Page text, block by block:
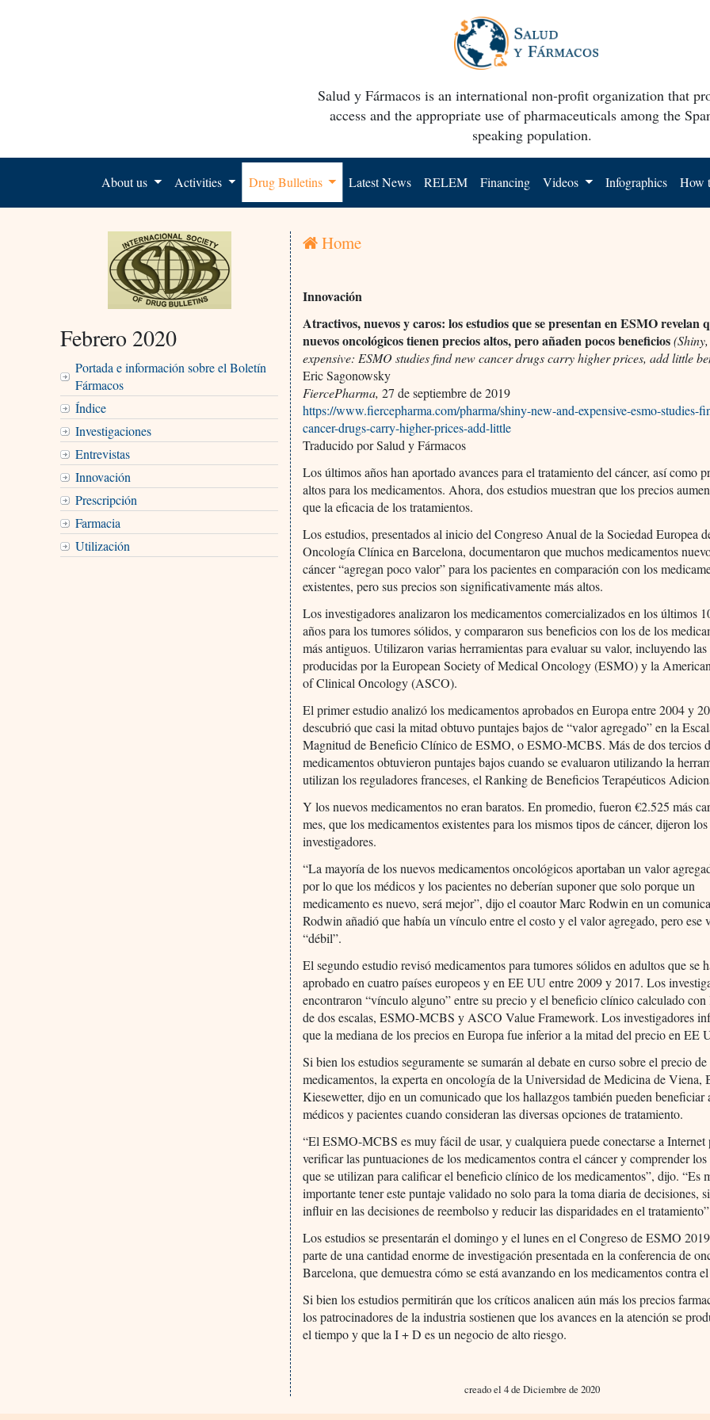
Salud y Fármacos is an international non-profit organization that
access and the appropriate use of pharmaceuticals among the
speaking population.
About us Activities Drug Bulletins Latest News RELEM Financing Videos Infographics How
Febrero 2020
Portada e información sobre el Boletín
Fármacos
Índice
Investigaciones
Entrevistas
Innovación
Prescripción
Farmacia
Utilización
Home
Innovación
Atractivos, nuevos y caros: los estudios que se presentan en ESMO revelan
nuevos oncológicos tienen precios altos, pero añaden pocos beneficios
expensive: ESMO studies find new cancer drugs carry higher prices, add little
Eric Sagonowsky
FiercePharma, 27 de septiembre de 2019
https://www.fiercepharma.com/pharma/shiny-new-and-expensive-esmo-studies-
cancer-drugs-carry-higher-prices-add-little
Traducido por Salud y Fármacos
Los últimos años han aportado avances para el tratamiento del cáncer, así como
altos para los medicamentos. Ahora, dos estudios muestran que los precios
que la eficacia de los tratamientos.
Los estudios, presentados al inicio del Congreso Anual de la Sociedad Europea
Oncología Clínica en Barcelona, documentaron que muchos medicamentos
cáncer “agregan poco valor” para los pacientes en comparación con los
existentes, pero sus precios son significativamente más altos.
Los investigadores analizaron los medicamentos comercializados en los últimos
años para los tumores sólidos, y compararon sus beneficios con los de los
más antiguos. Utilizaron varias herramientas para evaluar su valor, incluyendo las
producidas por la European Society of Medical Oncology (ESMO) y la
of Clinical Oncology (ASCO).
El primer estudio analizó los medicamentos aprobados en Europa entre 2004 y
descubrió que casi la mitad obtuvo puntajes bajos de “valor agregado” en la
Magnitud de Beneficio Clínico de ESMO, o ESMO-MCBS. Más de dos tercios
medicamentos obtuvieron puntajes bajos cuando se evaluaron utilizando la
utilizan los reguladores franceses, el Ranking de Beneficios Terapéuticos
Y los nuevos medicamentos no eran baratos. En promedio, fueron €2.525 más
mes, que los medicamentos existentes para los mismos tipos de cáncer, dijeron los
investigadores.
“La mayoría de los nuevos medicamentos oncológicos aportaban un valor
por lo que los médicos y los pacientes no deberían suponer que solo porque un
medicamento es nuevo, será mejor”, dijo el coautor Marc Rodwin en un
Rodwin añadió que había un vínculo entre el costo y el valor agregado, pero ese
“débil”.
El segundo estudio revisó medicamentos para tumores sólidos en adultos que se
aprobado en cuatro países europeos y en EE UU entre 2009 y 2017. Los
encontraron “vínculo alguno” entre su precio y el beneficio clínico calculado con
de dos escalas, ESMO-MCBS y ASCO Value Framework. Los investigadores
que la mediana de los precios en Europa fue inferior a la mitad del precio en EE
Si bien los estudios seguramente se sumarán al debate en curso sobre el precio
medicamentos, la experta en oncología de la Universidad de Medicina de Viena,
Kiesewetter, dijo en un comunicado que los hallazgos también pueden beneficiar
médicos y pacientes cuando consideran las diversas opciones de tratamiento.
“El ESMO-MCBS es muy fácil de usar, y cualquiera puede conectarse a Internet
verificar las puntuaciones de los medicamentos contra el cáncer y comprender
que se utilizan para calificar el beneficio clínico de los medicamentos”, dijo. “Es
importante tener este puntaje validado no solo para la toma diaria de decisiones,
influir en las decisiones de reembolso y reducir las disparidades en el
Los estudios se presentarán el domingo y el lunes en el Congreso de ESMO
parte de una cantidad enorme de investigación presentada en la conferencia de
Barcelona, que demuestra cómo se está avanzando en los medicamentos contra
Si bien los estudios permitirán que los críticos analicen aún más los precios
los patrocinadores de la industria sostienen que los avances en la atención se
el tiempo y que la I + D es un negocio de alto riesgo.
creado el 4 de Diciembre de 2020